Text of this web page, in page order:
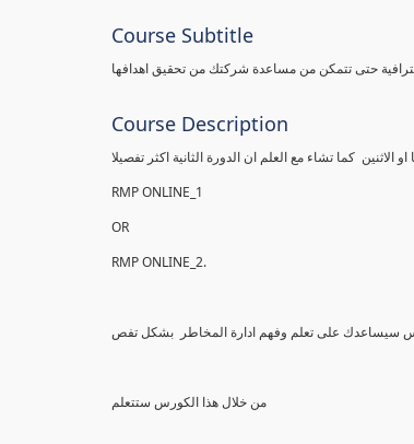
Course Subtitle
حتى تتمكن من مساعدة شركتك من تحقيق اهدافها
Course Description
كما تشاء مع العلم ان الدورة الثانية اكثر تفصيلا
RMP ONLINE_1
OR
RMP ONLINE_2.
من خلال هذا الكورس ستتعلم